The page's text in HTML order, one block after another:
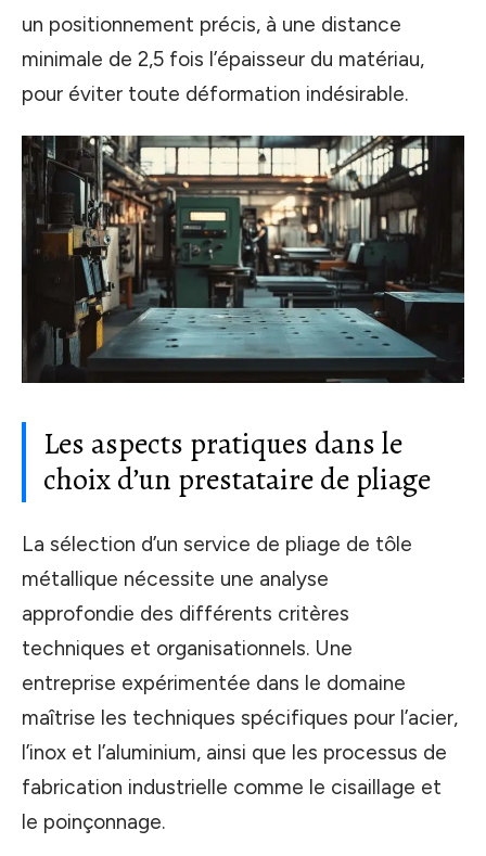
un positionnement précis, à une distance
minimale de 2,5 fois l’épaisseur du matériau,
pour éviter toute déformation indésirable.
Les aspects pratiques dans le
choix d’un prestataire de pliage
La sélection d’un service de pliage de tôle
métallique nécessite une analyse
approfondie des différents critères
techniques et organisationnels. Une
entreprise expérimentée dans le domaine
maîtrise les techniques spécifiques pour l’acier,
l’inox et l’aluminium, ainsi que les processus de
fabrication industrielle comme le cisaillage et
le poinçonnage.